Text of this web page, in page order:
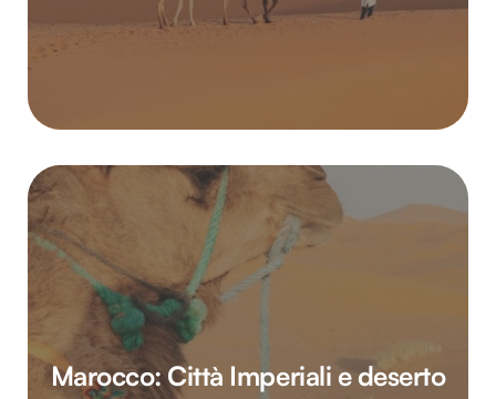
Marocco: Città Imperiali e deserto